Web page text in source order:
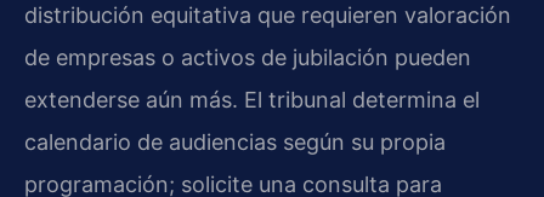
distribución equitativa que requieren valoración
de empresas o activos de jubilación pueden
extenderse aún más. El tribunal determina el
calendario de audiencias según su propia
programación; solicite una consulta para